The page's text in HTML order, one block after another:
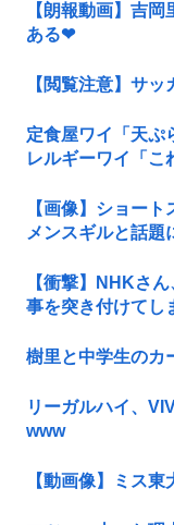
【朗報動画】吉
ある❤
【閲覧注意】サ
定食屋ワイ「天ぷ
レルギーワイ「
【画像】ショー
メンスギルと話題
【衝撃】NHKさ
事を突き付けてし
樹里と中学生のカ
リーガルハイ、
www
【動画像】ミス